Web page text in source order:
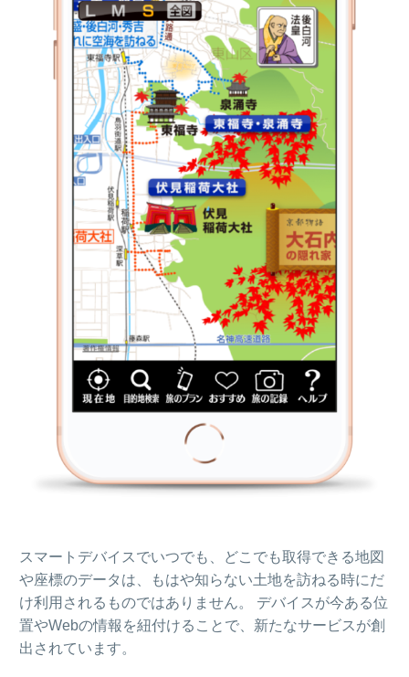
スマートデバイスでいつでも、どこでも取得できる地図
や座標のデータは、もはや知らない土地を訪ねる時にだ
け利用されるものではありません。 デバイスが今ある位
置やWebの情報を紐付けることで、新たなサービスが創
出されています。